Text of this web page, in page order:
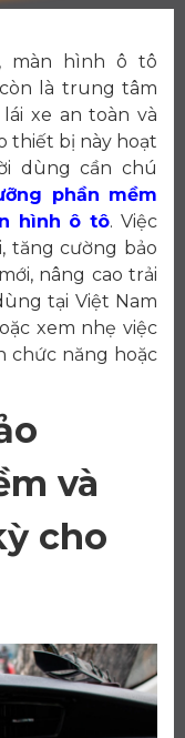
màn hình ô tô
là trung tâm
xe an toàn và
thiết bị này hoạt
dùng cần chú
phần mềm
hình ô tô. Việc
tăng cường bảo
nâng cao trải
tại Việt Nam
xem nhẹ việc
chức năng hoặc
và
cho